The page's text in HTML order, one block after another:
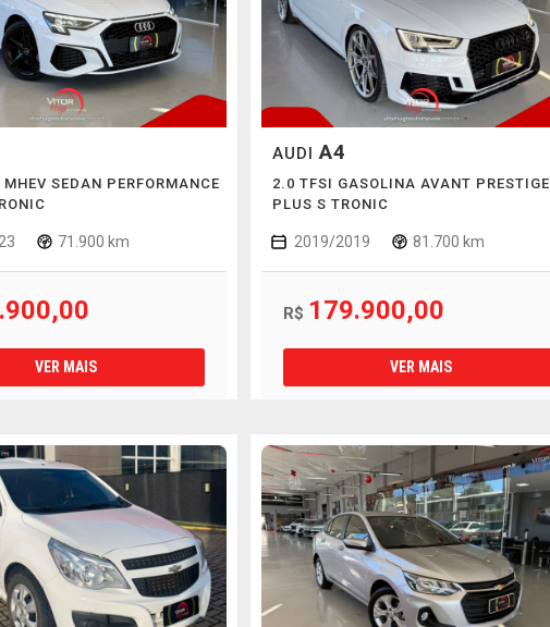
SEDAN PERFORMANCE
71.900 km
VER MAIS
AUDIA4
2.0 TFSI GASOLINA AVANT PRESTIGE
PLUS S TRONIC
2019/2019 81.700 km
R$ 179.900,00
VER MAIS